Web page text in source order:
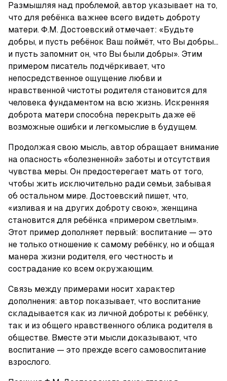
Размышляя над проблемой, автор указывает на то,
что для ребёнка важнее всего видеть доброту
матери. Ф.М. Достоевский отмечает: «Будьте
добры, и пусть ребёнок Ваш поймёт, что Вы добры...
и пусть запомнит он, что Вы были добры». Этим
примером писатель подчёркивает, что
непосредственное ощущение любви и
нравственной чистоты родителя становится для
человека фундаментом на всю жизнь. Искренняя
доброта матери способна перекрыть даже её
возможные ошибки и легкомыслие в будущем.
Продолжая свою мысль, автор обращает внимание
на опасность «болезненной» заботы и отсутствия
чувства меры. Он предостерегает мать от того,
чтобы жить исключительно ради семьи, забывая
об остальном мире. Достоевский пишет, что,
«изливая и на других доброту свою», женщина
становится для ребёнка «примером светлым».
Этот пример дополняет первый: воспитание — это
не только отношение к самому ребёнку, но и общая
манера жизни родителя, его честность и
сострадание ко всем окружающим.
Связь между примерами носит характер
дополнения: автор показывает, что воспитание
складывается как из личной доброты к ребёнку,
так и из общего нравственного облика родителя в
обществе. Вместе эти мысли доказывают, что
воспитание — это прежде всего самовоспитание
взрослого.